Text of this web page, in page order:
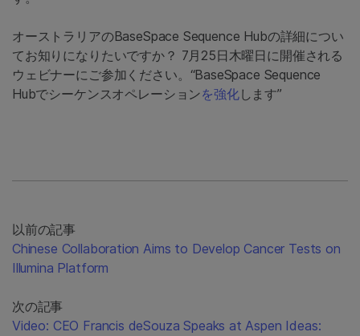
オーストラリアのBaseSpace Sequence Hubの詳細につい
てお知りになりたいですか？ 7月25日木曜日に開催される
ウェビナーにご参加ください。“BaseSpace Sequence
Hubでシーケンスオペレーションを強化します”
以前の記事
Chinese Collaboration Aims to Develop Cancer Tests on
Illumina Platform
次の記事
Video: CEO Francis deSouza Speaks at Aspen Ideas: